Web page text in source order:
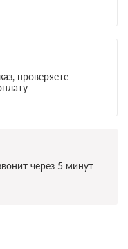
проверяете
через 5 минут